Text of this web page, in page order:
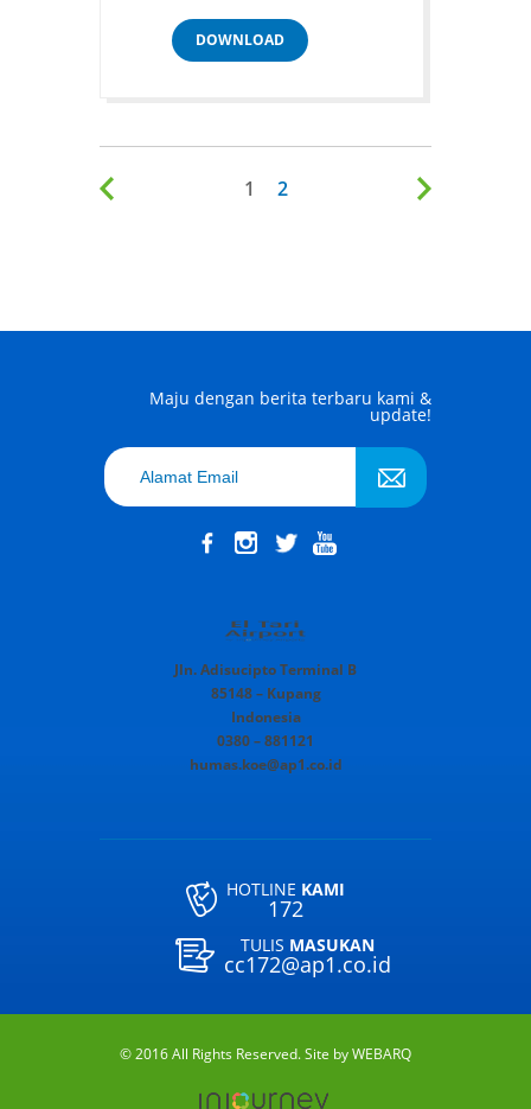
DOWNLOAD
1 2
Maju dengan berita terbaru kami &
update!
Jln. Adisucipto Terminal B
85148 – Kupang
Indonesia
0380 – 881121
humas.koe@ap1.co.id
HOTLINE KAMI
172
TULIS MASUKAN
cc172@ap1.co.id
© 2016 All Rights Reserved. Site byWEBARQ